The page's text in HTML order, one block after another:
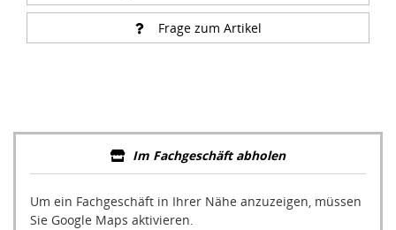
Frage zum Artikel
Im Fachgeschäft abholen
Um ein Fachgeschäft in Ihrer Nähe anzuzeigen, müssen
Sie Google Maps aktivieren.